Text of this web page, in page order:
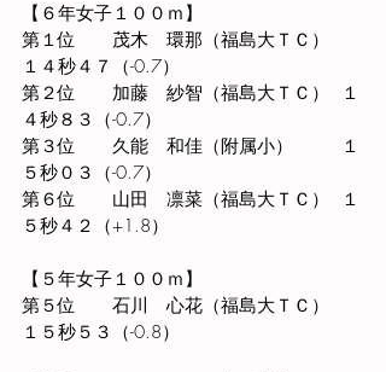
【６年女子１００ｍ】
第１位　　茂木　環那（福島大ＴＣ）
１４秒４７（-0.7）
第２位　　加藤　紗智（福島大ＴＣ）  １
４秒８３（-0.7）
第３位　　久能　和佳（附属小）  　　１
５秒０３（-0.7）
第６位　　山田　凛菜（福島大ＴＣ）  １
５秒４２（+1.8）
【５年女子１００ｍ】
第５位　　石川　心花（福島大ＴＣ）
１５秒５３（-0.8）